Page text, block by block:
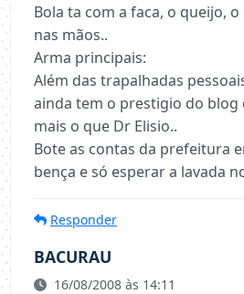
Bola ta com a faca, o queijo,
nas mãos..
Arma principais:
Além das trapalhadas
ainda tem o prestigio do
mais o que Dr Elisio..
Bote as contas da prefeitura
bença e só esperar a lavada
Responder
BACURAU
16/08/2008 às 14:11